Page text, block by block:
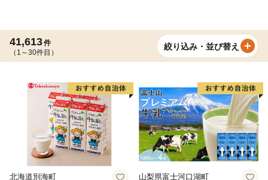
41,613件
（1～30件目）
絞り込み・並び替え
北海道別海町 山梨県富士河口湖町